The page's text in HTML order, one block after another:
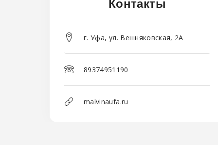
Контакты
г. Уфа, ул. Вешняковская, 2А
89374951190
malvinaufa.ru